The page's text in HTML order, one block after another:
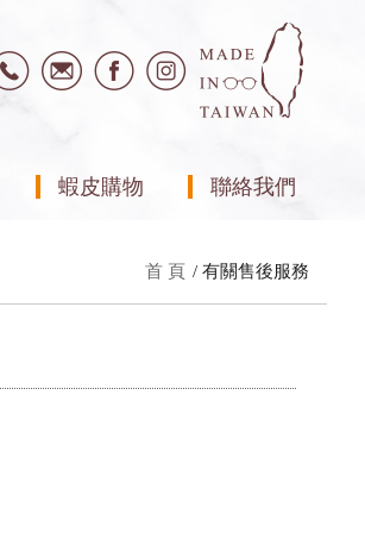
蝦皮購物 聯絡我們
首 頁 有關售後服務